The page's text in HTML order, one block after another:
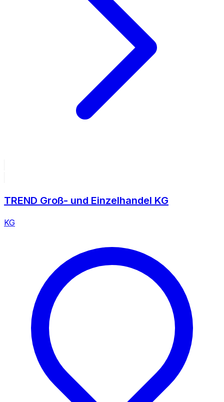
TREND Groß- und Einzelhandel KG
KG